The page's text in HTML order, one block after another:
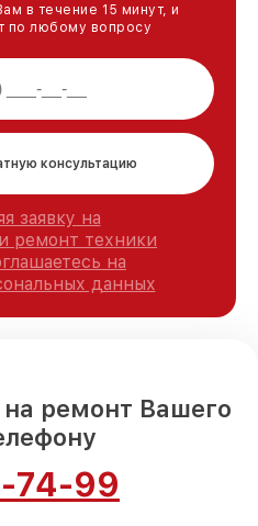
в течение 15 минут, и
по любому вопросу
консультацию
заявку на
ремонт техники
на
данных
на ремонт Вашего
74-99